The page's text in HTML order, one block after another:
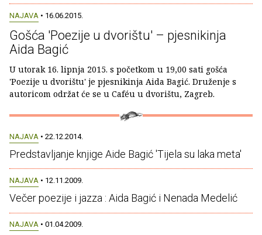
NAJAVA • 16.06.2015.
Gošća 'Poezije u dvorištu' – pjesnikinja
Aida Bagić
U utorak 16. lipnja 2015. s početkom u 19,00 sati gošća
'Poezije u dvorištu' je pjesnikinja Aida Bagić. Druženje s
autoricom održat će se u Caféu u dvorištu, Zagreb.
NAJAVA • 22.12.2014.
Predstavljanje knjige Aide Bagić 'Tijela su laka meta'
NAJAVA • 12.11.2009.
Večer poezije i jazza : Aida Bagić i Nenada Medelić
NAJAVA • 01.04.2009.